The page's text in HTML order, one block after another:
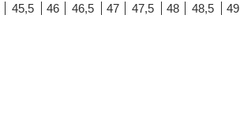
45,5 46 46,5 47 47,5 48 48,5 49